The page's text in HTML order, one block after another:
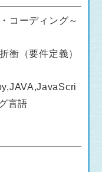
コーディング～
衝（要件定義）
言語